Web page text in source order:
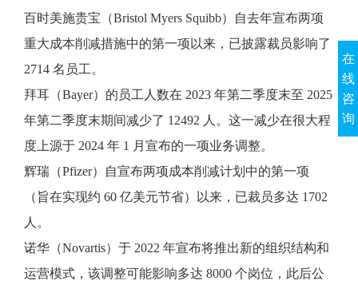
百时美施贵宝（Bristol Myers Squibb）自去年宣布两项
重大成本削减措施中的第一项以来，已披露裁员影响了
2714 名员工。
拜耳（Bayer）的员工人数在 2023 年第二季度末至 2025
年第二季度末期间减少了 12492 人。这一减少在很大程
度上源于 2024 年 1 月宣布的一项业务调整。
辉瑞（Pfizer）自宣布两项成本削减计划中的第一项
（旨在实现约 60 亿美元节省）以来，已裁员多达 1702
人。
诺华（Novartis）于 2022 年宣布将推出新的组织结构和
运营模式，该调整可能影响多达 8000 个岗位，此后公
在
线
咨
询